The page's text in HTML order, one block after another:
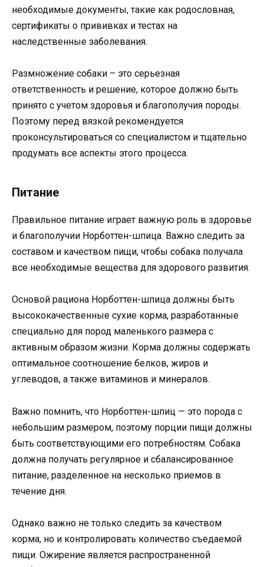
необходимые документы, такие как родословная,
сертификаты о прививках и тестах на
наследственные заболевания.
Размножение собаки – это серьезная
ответственность и решение, которое должно быть
принято с учетом здоровья и благополучия породы.
Поэтому перед вязкой рекомендуется
проконсультироваться со специалистом и тщательно
продумать все аспекты этого процесса.
Питание
Правильное питание играет важную роль в здоровье
и благополучии Норботтен-шпица. Важно следить за
составом и качеством пищи, чтобы собака получала
все необходимые вещества для здорового развития.
Основой рациона Норботтен-шпица должны быть
высококачественные сухие корма, разработанные
специально для пород маленького размера с
активным образом жизни. Корма должны содержать
оптимальное соотношение белков, жиров и
углеводов, а также витаминов и минералов.
Важно помнить, что Норботтен-шпиц — это порода с
небольшим размером, поэтому порции пищи должны
быть соответствующими его потребностям. Собака
должна получать регулярное и сбалансированное
питание, разделенное на несколько приемов в
течение дня.
Однако важно не только следить за качеством
корма, но и контролировать количество съедаемой
пищи. Ожирение является распространенной